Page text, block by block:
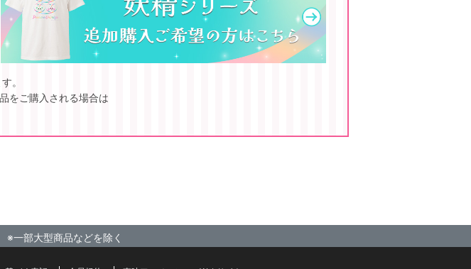
。
をご購入される場合は
一部大型商品などを除く